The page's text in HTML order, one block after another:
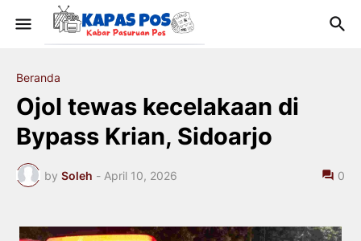
Beranda
Ojol tewas kecelakaan di
Bypass Krian, Sidoarjo
by Soleh - April 10, 2026 0